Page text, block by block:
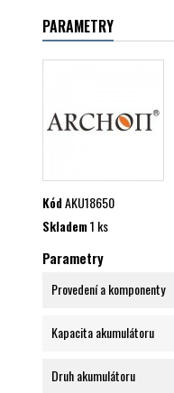
PARAMETRY
KódAKU18650
Skladem1 ks
Parametry
Provedení a komponenty
Kapacita akumulátoru
Druh akumulátoru